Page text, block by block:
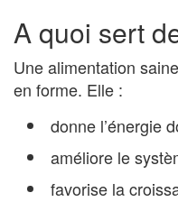
A quoi sert
Une alimentation
en forme. Elle :
donne l’énergie
améliore le
favorise la